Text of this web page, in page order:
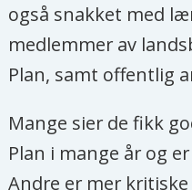
også snakket med
medlemmer av
Plan, samt offentlig
Mange sier de fikk
Plan i mange år og
Andre er mer